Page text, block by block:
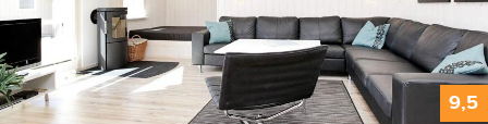
9,5